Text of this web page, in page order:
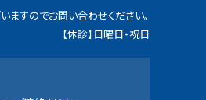
すのでお問い合わせください。
【休診】日曜日・祝日